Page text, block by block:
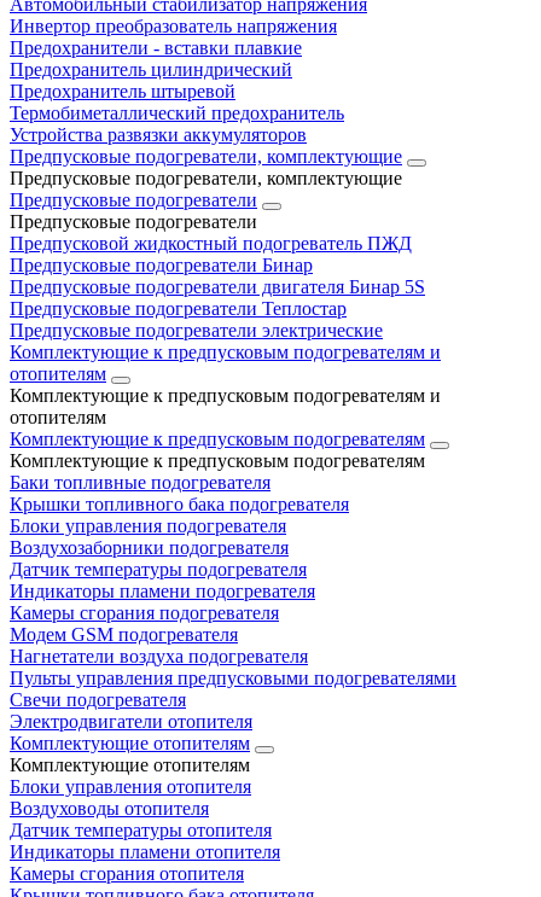
Автомобильный стабилизатор напряжения
Инвертор преобразователь напряжения
Предохранители - вставки плавкие
Предохранитель цилиндрический
Предохранитель штыревой
Термобиметаллический предохранитель
Устройства развязки аккумуляторов
Предпусковые подогреватели, комплектующие
Предпусковые подогреватели, комплектующие
Предпусковые подогреватели
Предпусковые подогреватели
Предпусковой жидкостный подогреватель ПЖД
Предпусковые подогреватели Бинар
Предпусковые подогреватели двигателя Бинар 5S
Предпусковые подогреватели Теплостар
Предпусковые подогреватели электрические
Комплектующие к предпусковым подогревателям и
отопителям
Комплектующие к предпусковым подогревателям и
отопителям
Комплектующие к предпусковым подогревателям
Комплектующие к предпусковым подогревателям
Баки топливные подогревателя
Крышки топливного бака подогревателя
Блоки управления подогревателя
Воздухозаборники подогревателя
Датчик температуры подогревателя
Индикаторы пламени подогревателя
Камеры сгорания подогревателя
Модем GSM подогревателя
Нагнетатели воздуха подогревателя
Пульты управления предпусковыми подогревателями
Свечи подогревателя
Электродвигатели отопителя
Комплектующие отопителям
Комплектующие отопителям
Блоки управления отопителя
Воздуховоды отопителя
Датчик температуры отопителя
Индикаторы пламени отопителя
Камеры сгорания отопителя